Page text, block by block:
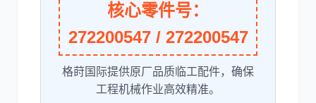
核心零件号：
272200547 / 272200547
格莳国际提供原厂品质临工配件，确保
工程机械作业高效精准。